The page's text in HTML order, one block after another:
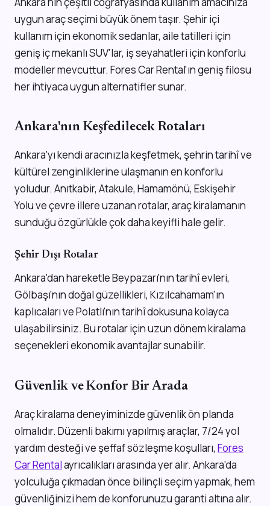
uygun araç seçimi büyük önem taşır. Şehir içi
kullanım için ekonomik sedanlar, aile tatilleri için
geniş iç mekanlı SUV'lar, iş seyahatleri için konforlu
modeller mevcuttur. Fores Car Rental'ın geniş filosu
her ihtiyaca uygun alternatifler sunar.
Ankara'nın Keşfedilecek Rotaları
Ankara'yı kendi aracınızla keşfetmek, şehrin tarihî ve
kültürel zenginliklerine ulaşmanın en konforlu
yoludur. Anıtkabir, Atakule, Hamamönü, Eskişehir
Yolu ve çevre illere uzanan rotalar, araç kiralamanın
sunduğu özgürlükle çok daha keyifli hale gelir.
Şehir Dışı Rotalar
Ankara'dan hareketle Beypazarı'nın tarihî evleri,
Gölbaşı'nın doğal güzellikleri, Kızılcahamam'ın
kaplıcaları ve Polatlı'nın tarihî dokusuna kolayca
ulaşabilirsiniz. Bu rotalar için uzun dönem kiralama
seçenekleri ekonomik avantajlar sunabilir.
Güvenlik ve Konfor Bir Arada
Araç kiralama deneyiminizde güvenlik ön planda
olmalıdır. Düzenli bakımı yapılmış araçlar, 7/24 yol
yardım desteği ve şeffaf sözleşme koşulları, Fores
Car Rentalayrıcalıkları arasında yer alır. Ankara'da
yolculuğa çıkmadan önce bilinçli seçim yapmak, hem
güvenliğinizi hem de konforunuzu garanti altına alır.